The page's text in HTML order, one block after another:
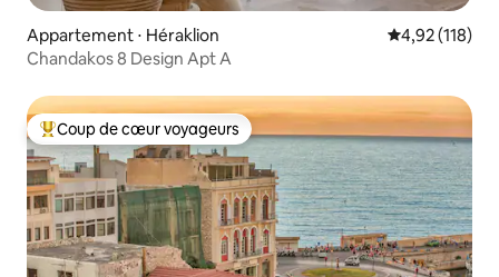
Appartement ⋅ Héraklion Évaluation
4,92 (118)
Chandakos 8 Design Apt A
Coups de cœur voyageurs les plus appréciés
Coup de cœur voyageurs